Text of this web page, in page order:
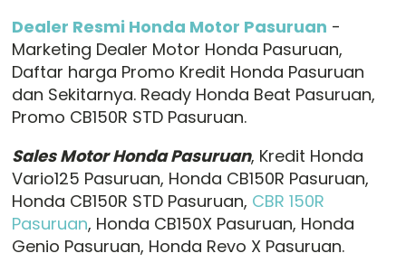
Dealer Resmi Honda Motor Pasuruan -
Marketing Dealer Motor Honda Pasuruan,
Daftar harga Promo Kredit Honda Pasuruan
dan Sekitarnya. Ready Honda Beat Pasuruan,
Promo CB150R STD Pasuruan.
Sales Motor Honda Pasuruan, Kredit Honda
Vario125 Pasuruan, Honda CB150R Pasuruan,
Honda CB150R STD Pasuruan, CBR 150R
Pasuruan, Honda CB150X Pasuruan, Honda
Genio Pasuruan, Honda Revo X Pasuruan.